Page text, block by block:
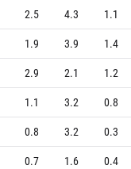
2.5 4.3
1.1
1.9 3.9
1.4
2.9 2.1
1.2
1.1 3.2
0.8
0.8 3.2
0.3
0.7 1.6
0.4